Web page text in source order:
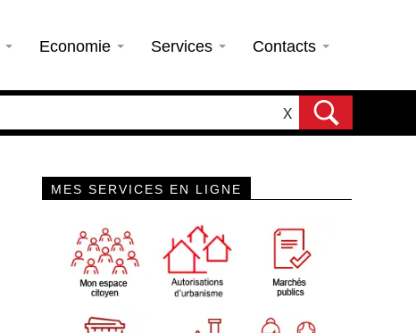
Economie Services Contacts
X
MES SERVICES EN LIGNE